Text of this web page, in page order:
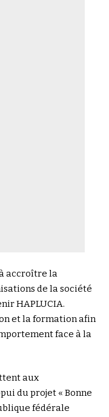
accroître la
de la société
HAPLUCIA.
et la formation afin
face à la
aux
du projet « Bonne
fédérale